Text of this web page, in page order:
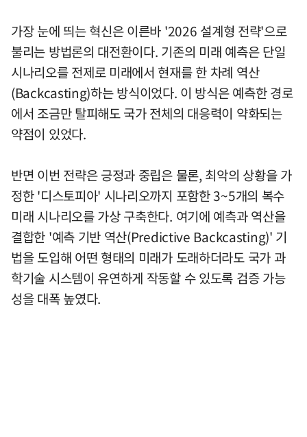
가장 눈에 띄는 혁신은 이른바 '2026 설계형 전략'으로
불리는 방법론의 대전환이다. 기존의 미래 예측은 단일
시나리오를 전제로 미래에서 현재를 한 차례 역산
(Backcasting)하는 방식이었다. 이 방식은 예측한 경로
에서 조금만 탈피해도 국가 전체의 대응력이 약화되는
약점이 있었다.
반면 이번 전략은 긍정과 중립은 물론, 최악의 상황을 가
정한 '디스토피아' 시나리오까지 포함한 3~5개의 복수
미래 시나리오를 가상 구축한다. 여기에 예측과 역산을
결합한 '예측 기반 역산(Predictive Backcasting)' 기
법을 도입해 어떤 형태의 미래가 도래하더라도 국가 과
학기술 시스템이 유연하게 작동할 수 있도록 검증 가능
성을 대폭 높였다.